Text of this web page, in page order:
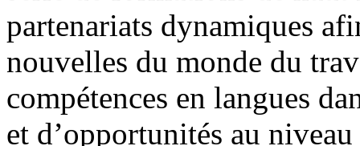
partenariats dynamiques
nouvelles du monde du
compétences en langues
et d’opportunités au